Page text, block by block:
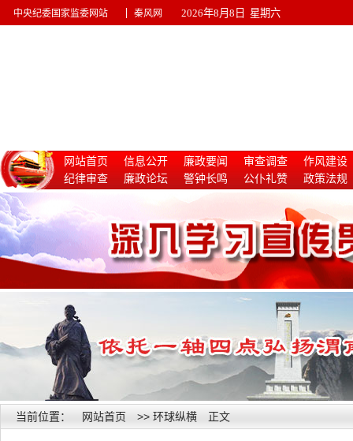
中央纪委国家监委网站 秦风网 2026年8月8日 星期六
网站首页 信息公开 廉政要闻 审查调查
作风建设
纪律审查
廉政论坛 警钟长鸣 公仆礼赞
政策法规
当前位置： 网站首页 >> 环球纵横 正文